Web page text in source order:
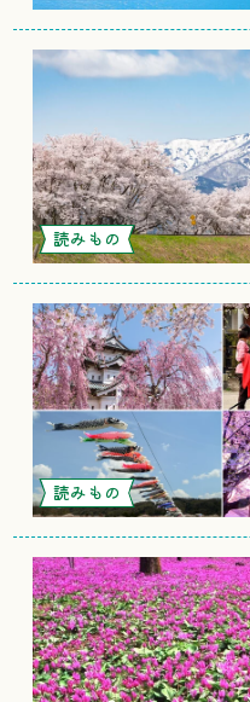
読みもの
読みもの